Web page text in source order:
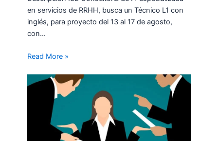
en servicios de RRHH, busca un Técnico L1 con
inglés, para proyecto del 13 al 17 de agosto,
con…
Read More »